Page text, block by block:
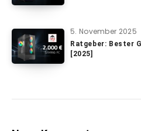
5. November 2025
Ratgeber: Bester
[2025]